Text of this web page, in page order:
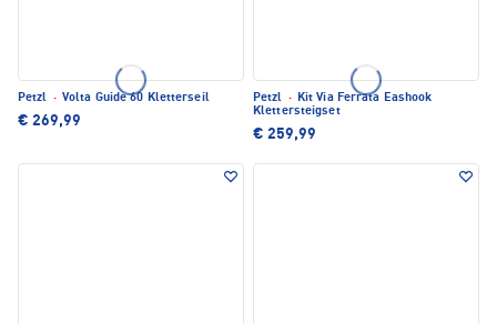
Petzl · Volta Guide 60 Kletterseil
€ 269,99
Petzl · Kit Via Ferrata Eashook
Klettersteigset
€ 259,99